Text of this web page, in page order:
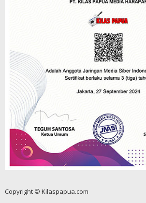
Copyright © Kilaspapua.com